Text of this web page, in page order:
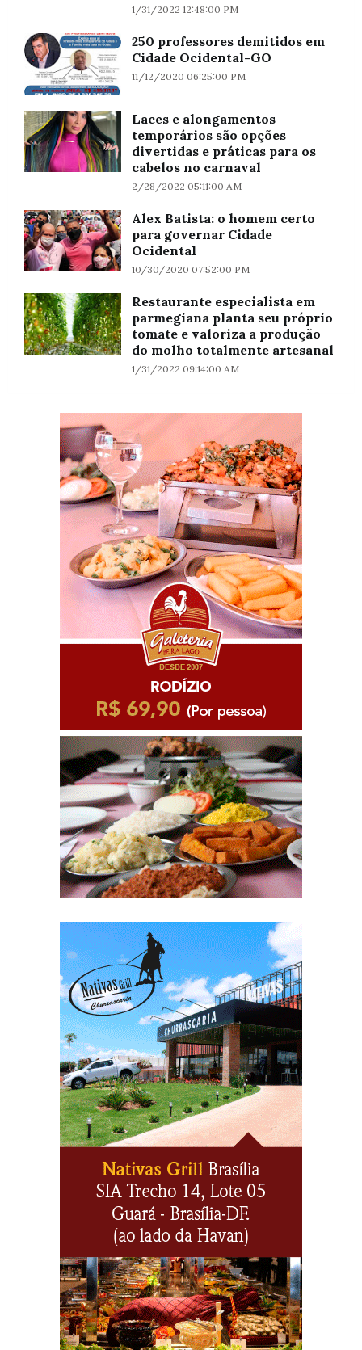
1/31/2022 12:48:00 PM
250 professores demitidos em
Cidade Ocidental-GO
11/12/2020 06:25:00 PM
Laces e alongamentos
temporários são opções
divertidas e práticas para os
cabelos no carnaval
2/28/2022 05:11:00 AM
Alex Batista: o homem certo
para governar Cidade
Ocidental
10/30/2020 07:52:00 PM
Restaurante especialista em
parmegiana planta seu próprio
tomate e valoriza a produção
do molho totalmente artesanal
1/31/2022 09:14:00 AM